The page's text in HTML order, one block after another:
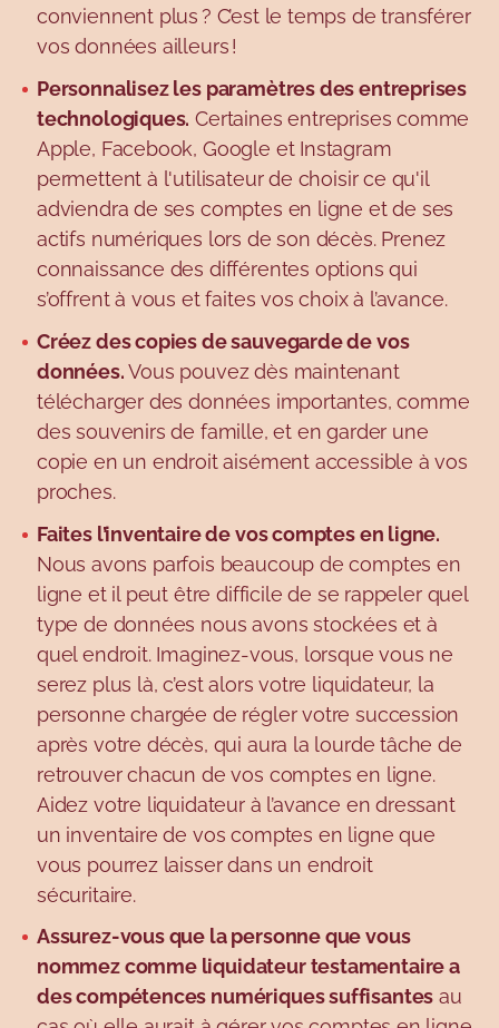
conviennent plus ? C’est le temps de transférer
vos données ailleurs !
Personnalisez les paramètres des entreprises
technologiques. Certaines entreprises comme
Apple, Facebook, Google et Instagram
permettent à l'utilisateur de choisir ce qu'il
adviendra de ses comptes en ligne et de ses
actifs numériques lors de son décès. Prenez
connaissance des différentes options qui
s’offrent à vous et faites vos choix à l’avance.
Créez des copies de sauvegarde de vos
données.Vous pouvez dès maintenant
télécharger des données importantes, comme
des souvenirs de famille, et en garder une
copie en un endroit aisément accessible à vos
proches.
Faites l’inventaire de vos comptes en ligne.
Nous avons parfois beaucoup de comptes en
ligne et il peut être difficile de se rappeler quel
type de données nous avons stockées et à
quel endroit. Imaginez-vous, lorsque vous ne
serez plus là, c’est alors votre liquidateur, la
personne chargée de régler votre succession
après votre décès, qui aura la lourde tâche de
retrouver chacun de vos comptes en ligne.
Aidez votre liquidateur à l’avance en dressant
un inventaire de vos comptes en ligne que
vous pourrez laisser dans un endroit
sécuritaire.
Assurez-vous que la personne que vous
nommez comme liquidateur testamentaire a
des compétences numériques suffisantes au